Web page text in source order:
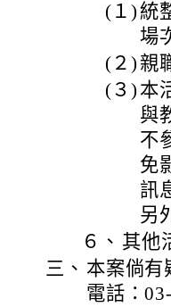
(１)統
場
(２)親
(３) 本
與
不
免
訊
另
６、 其他
三、 本案倘有
電話：